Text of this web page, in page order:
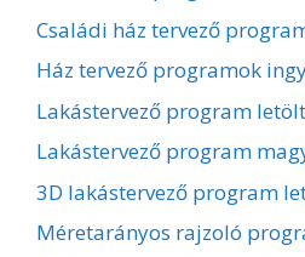
Családi ház tervező
Ház tervező programok
Lakástervező program
Lakástervező program
3D lakástervező program
Méretarányos rajzoló